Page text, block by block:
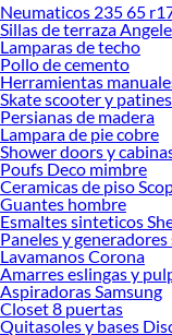
Desde remodelaciones
tus ideas realidad.
Mesas de centro!
Explora la variedad de
Herramientas, materiales y
renovación de espacios.
ofrecerte!
Encuentra una amplia
Encuentra todo lo
¡Visítanos y haz tus ideas
Neumaticos 235 65
Sillas de terraza
Lamparas de techo
Pollo de cemento
Herramientas
Skate scooter y
Persianas de madera
Lampara de pie cobre
Shower doors y
Poufs Deco mimbre
Ceramicas de piso
Guantes hombre
Esmaltes sinteticos
Paneles y
Lavamanos Corona
Amarres eslingas y
Aspiradoras Samsung
Closet 8 puertas
Quitasoles y bases